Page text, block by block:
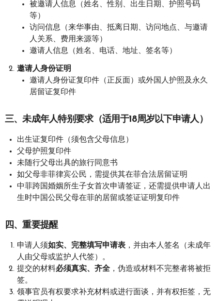
被邀请人信息（姓名、性别、出生日期、护照号码
等）
访问信息（来华事由、抵离日期、访问地点、与邀请
人关系、费用来源等）
邀请人信息（姓名、电话、地址、签名等）
邀请人身份证明
邀请人身份证复印件（正反面）或外国人护照及永久
居留证复印件
三、未成年人特别要求（适用于18周岁以下申请人）
出生证复印件（须包含父母信息）
父母护照复印件
未随行父母出具的旅行同意书
如父母非菲律宾公民，需提供其在菲合法居留证明
中菲跨国婚姻所生子女首次申请签证，还需提供申请人出
生时中国公民父母在菲的居留或签证证明复印件
四、重要提醒
申请人须如实、完整填写申请表 ，并由本人签名（未成年
人由父母或监护人代签）。
提交的材料必须真实、齐全 ，伪造或材料不完整者将被拒
签。
领事官员有权要求补充材料或进行面谈，并有权拒签，无